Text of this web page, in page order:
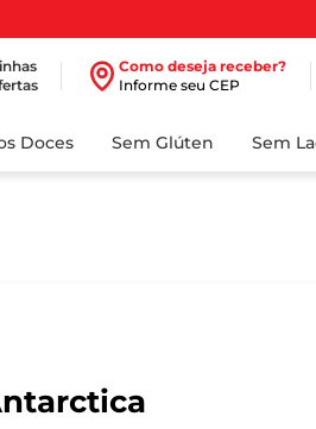
Como deseja receber?
Informe seu CEP
Doces Sem Glúten Sem